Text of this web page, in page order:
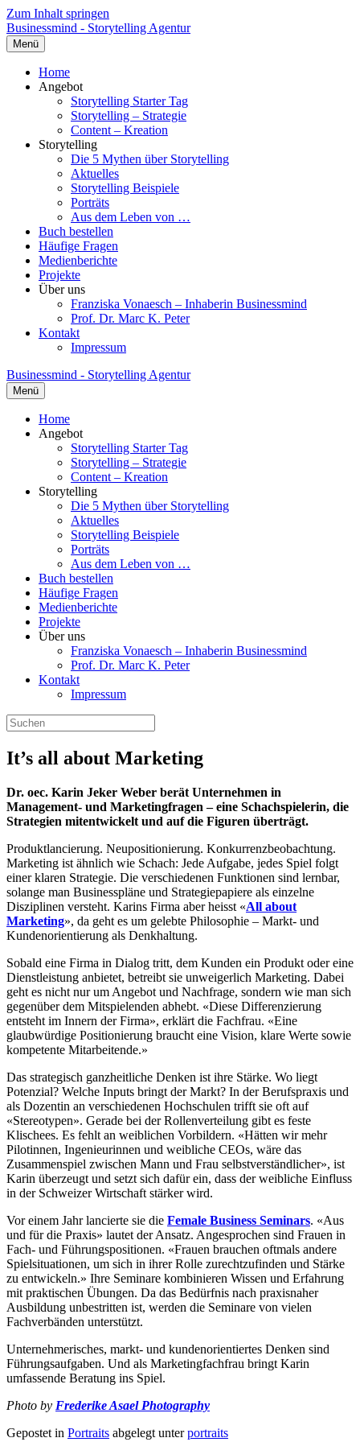
Zum Inhalt springen
Businessmind - Storytelling Agentur
Menü
Home
Angebot
Storytelling Starter Tag
Storytelling – Strategie
Content – Kreation
Storytelling
Die 5 Mythen über Storytelling
Aktuelles
Storytelling Beispiele
Porträts
Aus dem Leben von …
Buch bestellen
Häufige Fragen
Medienberichte
Projekte
Über uns
Franziska Vonaesch – Inhaberin Businessmind
Prof. Dr. Marc K. Peter
Kontakt
Impressum
Businessmind - Storytelling Agentur
Menü
Home
Angebot
Storytelling Starter Tag
Storytelling – Strategie
Content – Kreation
Storytelling
Die 5 Mythen über Storytelling
Aktuelles
Storytelling Beispiele
Porträts
Aus dem Leben von …
Buch bestellen
Häufige Fragen
Medienberichte
Projekte
Über uns
Franziska Vonaesch – Inhaberin Businessmind
Prof. Dr. Marc K. Peter
Kontakt
Impressum
It’s all about Marketing
Dr. oec. Karin Jeker Weber berät Unternehmen in
Management- und Marketingfragen – eine Schachspielerin, die
Strategien mitentwickelt und auf die Figuren überträgt.
Produktlancierung. Neupositionierung. Konkurrenzbeobachtung.
Marketing ist ähnlich wie Schach: Jede Aufgabe, jedes Spiel folgt
einer klaren Strategie. Die verschiedenen Funktionen sind lernbar,
solange man Businesspläne und Strategiepapiere als einzelne
Disziplinen versteht. Karins Firma aber heisst «All about
Marketing», da geht es um gelebte Philosophie – Markt- und
Kundenorientierung als Denkhaltung.
Sobald eine Firma in Dialog tritt, dem Kunden ein Produkt oder eine
Dienstleistung anbietet, betreibt sie unweigerlich Marketing. Dabei
geht es nicht nur um Angebot und Nachfrage, sondern wie man sich
gegenüber dem Mitspielenden abhebt. «Diese Differenzierung
entsteht im Innern der Firma», erklärt die Fachfrau. «Eine
glaubwürdige Positionierung braucht eine Vision, klare Werte sowie
kompetente Mitarbeitende.»
Das strategisch ganzheitliche Denken ist ihre Stärke. Wo liegt
Potenzial? Welche Inputs bringt der Markt? In der Berufspraxis und
als Dozentin an verschiedenen Hochschulen trifft sie oft auf
«Stereotypen». Gerade bei der Rollenverteilung gibt es feste
Klischees. Es fehlt an weiblichen Vorbildern. «Hätten wir mehr
Pilotinnen, Ingenieurinnen und weibliche CEOs, wäre das
Zusammenspiel zwischen Mann und Frau selbstverständlicher», ist
Karin überzeugt und setzt sich dafür ein, dass der weibliche Einfluss
in der Schweizer Wirtschaft stärker wird.
Vor einem Jahr lancierte sie die Female Business Seminars. «Aus
und für die Praxis» lautet der Ansatz. Angesprochen sind Frauen in
Fach- und Führungspositionen. «Frauen brauchen oftmals andere
Spielsituationen, um sich in ihrer Rolle zurechtzufinden und Stärke
zu entwickeln.» Ihre Seminare kombinieren Wissen und Erfahrung
mit praktischen Übungen. Da das Bedürfnis nach praxisnaher
Ausbildung unbestritten ist, werden die Seminare von vielen
Fachverbänden unterstützt.
Unternehmerisches, markt- und kundenorientiertes Denken sind
Führungsaufgaben. Und als Marketingfachfrau bringt Karin
umfassende Beratung ins Spiel.
Photo by Frederike Asael Photography
Gepostet in Portraits abgelegt unterportraits